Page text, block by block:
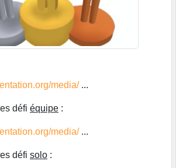
media/...
défi équipe :
media/...
défi solo :